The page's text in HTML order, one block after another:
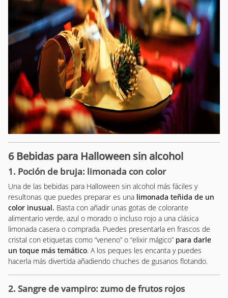
6 Bebidas para Halloween sin alcohol
1. Poción de bruja: limonada con color
Una de las bebidas para Halloween sin alcohol más fáciles y
resultonas que puedes preparar es una limonada teñida de un
color inusual. Basta con añadir unas gotas de colorante
alimentario verde, azul o morado o incluso rojo a una clásica
limonada casera o comprada. Puedes presentarla en frascos de
cristal con etiquetas como “veneno” o “elixir mágico” para darle
un toque más temático. A los peques les encanta y puedes
hacerla más divertida añadiendo chuches de gusanos flotando.
2. Sangre de vampiro: zumo de frutos rojos